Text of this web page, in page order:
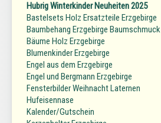
Hubrig Winterkinder Neuheiten 2025
Bastelsets Holz Ersatzteile Erzgebirge
Baumbehang Erzgebirge Baumschmuck
Bäume Holz Erzgebirge
Blumenkinder Erzgebirge
Engel aus dem Erzgebirge
Engel und Bergmann Erzgebirge
Fensterbilder Weihnacht Laternen
Hufeisennase
Kalender/Gutschein